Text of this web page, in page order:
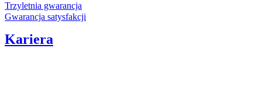
Trzyletnia gwarancja
Gwarancja satysfakcji
Kariera